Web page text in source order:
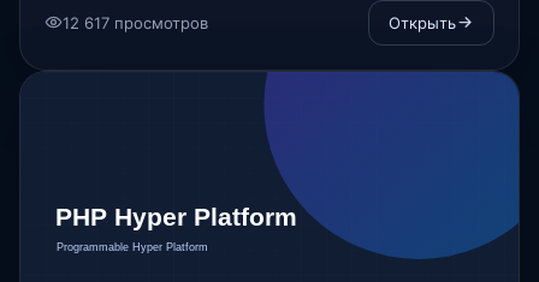
игровой консоли XBOX 360. Если вы
поставите этот скин, то вы увидите всю
красоту этого шаблона и сделаете из
. Шаблон предназначен для
12 617 просмотров Открыть